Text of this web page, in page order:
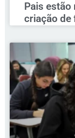
Pais estão
criação de